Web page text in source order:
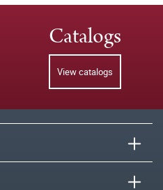
Catalogs
View catalogs